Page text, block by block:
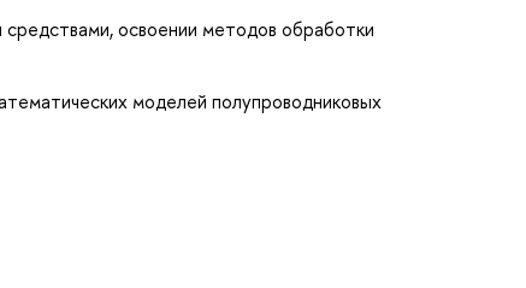
освоении методов обработки
моделей полупроводниковых